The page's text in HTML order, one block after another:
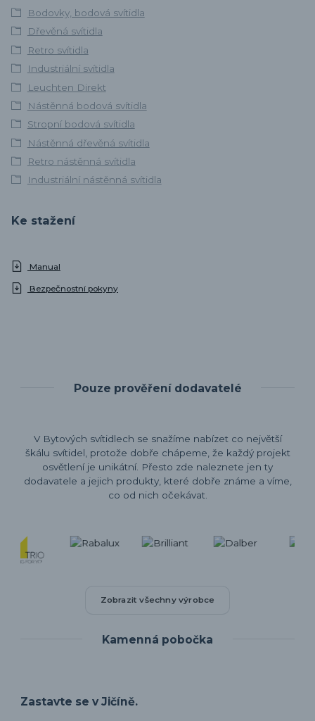
Bodovky, bodová svítidla
Dřevěná svítidla
Retro svítidla
Industriální svítidla
Leuchten Direkt
Nástěnná bodová svítidla
Stropní bodová svítidla
Nástěnná dřevěná svítidla
Retro nástěnná svítidla
Industriální nástěnná svítidla
Ke stažení
Manual
Bezpečnostní pokyny
Pouze prověření dodavatelé
V Bytových svítidlech se snažíme nabízet co největší
škálu svítidel, protože dobře chápeme, že každý projekt
osvětlení je unikátní. Přesto zde naleznete jen ty
dodavatele a jejich produkty, které dobře známe a víme,
co od nich očekávat.
Zobrazit všechny výrobce
Kamenná pobočka
Zastavte se v Jičíně.